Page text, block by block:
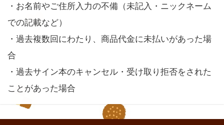
・お名前やご住所入力の不備（未記入・ニックネーム
での記載など）
・過去複数回にわたり、商品代金に未払いがあった場
合
・過去サイン本のキャンセル・受け取り拒否をされた
ことがあった場合